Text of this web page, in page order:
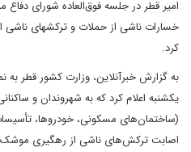
امیر قطر در جلسه فوق‌العاده شورای
خسارات ناشی از حملات و ترکشهای ناشی
کرد.
به گزارش خبرآنلاین، وزارت کشور قطر به
یکشنبه اعلام کرد که به شهروندان و
(ساختمان‌های مسکونی، خودروها،
اصابت ترکش‌های ناشی از رهگیری